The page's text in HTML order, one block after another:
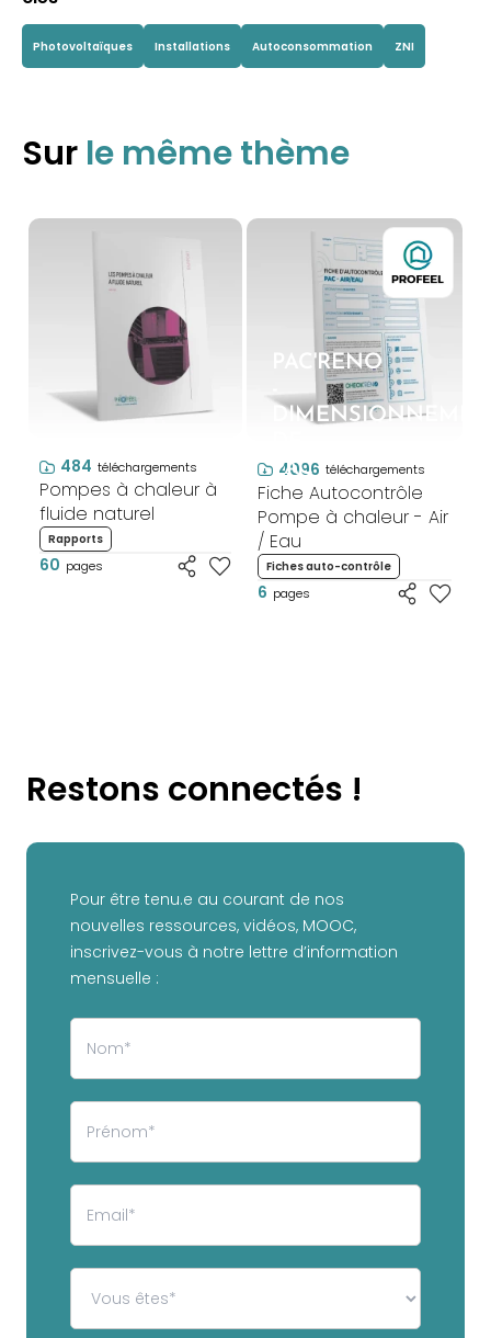
Photovoltaïques Installations Autoconsommation ZNI
Sur le même thème
484 téléchargements
Pompes à chaleur à
fluide naturel
Rapports
60 pages
PAC'RENO
-
PAC
4096 téléchargements
Fiche Autocontrôle
Pompe à chaleur - Air
/ Eau
Fiches auto-contrôle
6 pages
Restons connectés !
Pour être tenu.e au courant de nos
nouvelles ressources, vidéos, MOOC,
inscrivez-vous à notre lettre d’information
mensuelle :